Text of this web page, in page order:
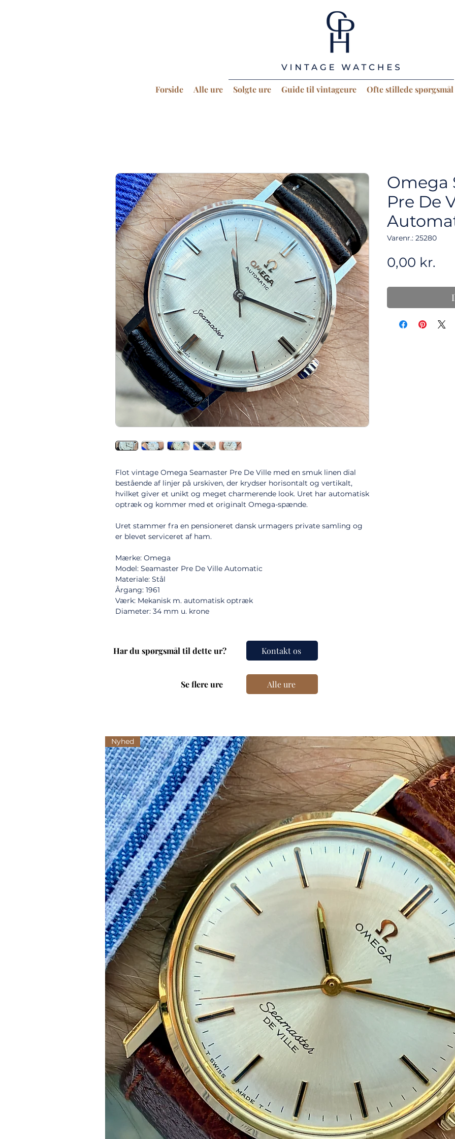
Forside Alle ure Solgte ure Guide til vintageure Ofte stillede spørgsmål
Flot vintage Omega Seamaster Pre De Ville med en smuk linen dial
bestående af linjer på urskiven, der krydser horisontalt og vertikalt,
hvilket giver et unikt og meget charmerende look. Uret har automatisk
optræk og kommer med et originalt Omega-spænde.
Uret stammer fra en pensioneret dansk urmagers private samling og
er blevet serviceret af ham.
Mærke: Omega
Model: Seamaster Pre De Ville Automatic
Materiale: Stål
Årgang: 1961
Værk: Mekanisk m. automatisk optræk
Diameter: 34 mm u. krone
Omega
Pre De
Varenr.: 25280
0,00 kr.
Har du spørgsmål til dette ur? Kontakt os
Se flere ure Alle ure
Nyhed